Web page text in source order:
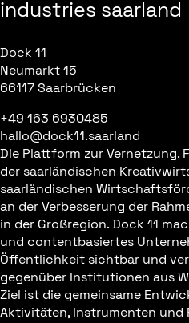
industries saarland
Dock 11
Neumarkt 15
66117 Saarbrücken
+49 163 6930485
hallo@dock11.saarland
Die Plattform zur Vernetzung,
der saarländischen
saarländischen
an der Verbesserung der
in der Großregion. Dock 11
und contentbasiertes
Öffentlichkeit sichtbar und
gegenüber Institutionen aus
Ziel ist die gemeinsame
Aktivitäten, Instrumenten und